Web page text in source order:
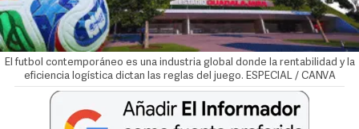
El futbol contemporáneo es una industria global donde la rentabilidad y la
eficiencia logística dictan las reglas del juego. ESPECIAL / CANVA